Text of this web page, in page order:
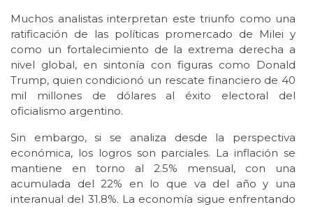
Muchos analistas interpretan este triunfo como una
ratificación de las políticas promercado de Milei y
como un fortalecimiento de la extrema derecha a
nivel global, en sintonía con figuras como Donald
Trump, quien condicionó un rescate financiero de 40
mil millones de dólares al éxito electoral del
oficialismo argentino.
Sin embargo, si se analiza desde la perspectiva
económica, los logros son parciales. La inflación se
mantiene en torno al 2.5% mensual, con una
acumulada del 22% en lo que va del año y una
interanual del 31.8%. La economía sigue enfrentando